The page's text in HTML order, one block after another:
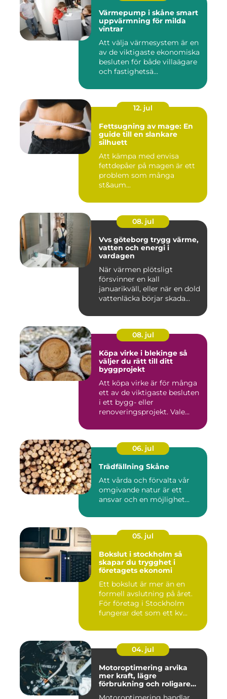
Värmepump i skåne smart
uppvärmning för milda
vintrar
Att välja värmesystem är en
av de viktigaste ekonomiska
besluten för både villaägare
och fastighetsä...
12. jul
Fettsugning av mage: En
guide till en slankare
silhuett
Att kämpa med envisa
fettdepåer på magen är ett
problem som många
st&aum...
08. jul
Vvs göteborg trygg värme,
vatten och energi i
vardagen
När värmen plötsligt
försvinner en kall
januarikväll, eller när en dold
vattenläcka börjar skada
08. jul
Köpa virke i blekinge så
väljer du rätt till ditt
byggprojekt
Att köpa virke är för många
ett av de viktigaste besluten
i ett bygg- eller
renoveringsprojekt. Vale...
06. jul
Trädfällning Skåne
Att vårda och förvalta vår
omgivande natur är ett
ansvar och en möjlighet...
05. jul
Bokslut i stockholm så
skapar du trygghet i
företagets ekonomi
Ett bokslut är mer än en
formell avslutning på året.
För företag i Stockholm
fungerar det som ett kv...
04. jul
Motoroptimering arvika
mer kraft, lägre
förbrukning och roligare